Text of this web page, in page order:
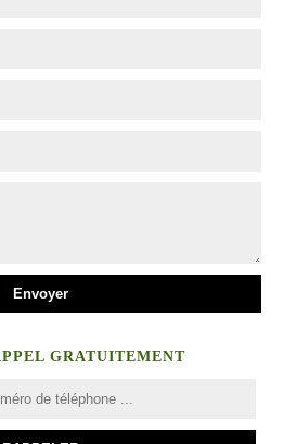
GRATUITEMENT